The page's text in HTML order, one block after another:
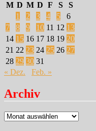
M D M D F S
S
1
2 3 4 5
6
7
8 9 10 11 12 13
14 15 16 17 18 19 20
21 22 23 24 25 26 27
28 29 30 31
« Dez.
Feb. »
Archiv
Archiv